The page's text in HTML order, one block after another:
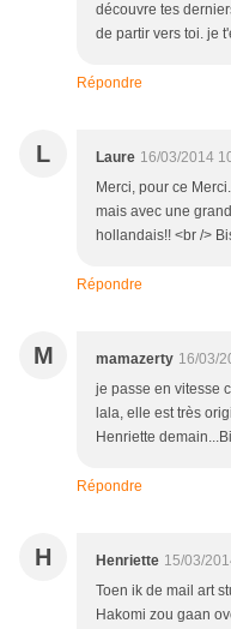
découvre tes
de partir vers toi. je
Répondre
L Laure 16/03/2014
Merci, pour ce
mais avec une
hollandais!! <br />
Répondre
M mamazerty 16/03/
je passe en vitesse
lala, elle est très
Henriette
Répondre
H Henriette 15/03/
Toen ik de mail art
Hakomi zou gaan